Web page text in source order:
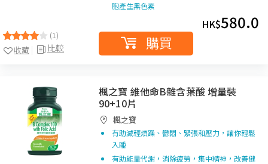
(1)
比較
收藏
胞產生黑色素
HK$580.0
購買
楓之寶 維他命B雜含葉酸 增量裝
90+10片
楓之寶
有助減輕煩躁、鬱悶、緊張和壓力，讓你輕鬆
入睡
有助能量代謝，消除疲勞，集中精神，改善健